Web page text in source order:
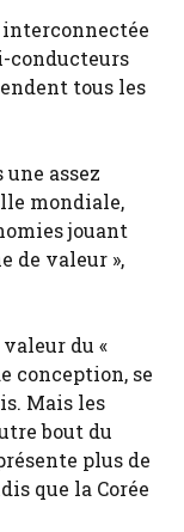
conducteurs
tous les
une assez
mondiale,
jouant
de valeur »,
du «
conception, se
Mais les
bout du
plus de
que la Corée